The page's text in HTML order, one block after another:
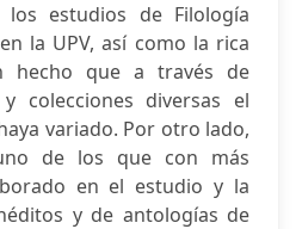
estudios de Filología
la UPV, así como la rica
hecho que a través de
colecciones diversas el
variado. Por otro lado,
de los que con más
en el estudio y la
y de antologías de